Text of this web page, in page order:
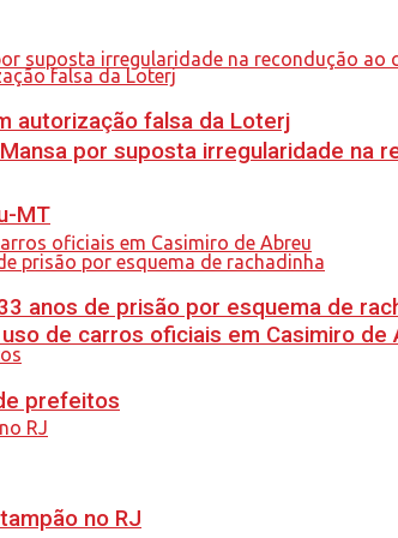
por suposta irregularidade na
de carros oficiais em Casimiro de
no RJ
autorização falsa da Loterj
MT
anos de prisão por esquema de
prefeitos